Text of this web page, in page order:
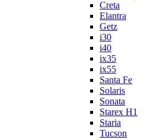
Creta
Elantra
Getz
i30
i40
ix35
ix55
Santa Fe
Solaris
Sonata
Starex H1
Staria
Tucson